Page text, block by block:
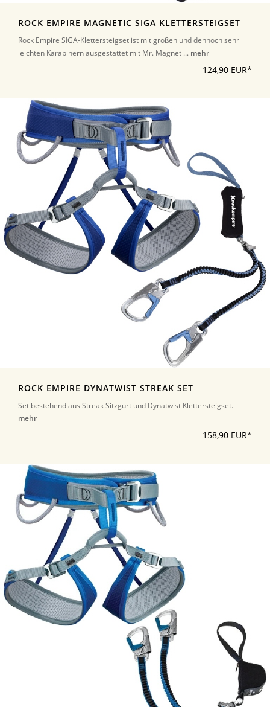
ROCK EMPIRE MAGNETIC SIGA KLETTERSTEIGSET
Rock Empire SIGA-Klettersteigset ist mit großen und dennoch sehr
leichten Karabinern ausgestattet mit Mr. Magnet ... mehr
124,90 EUR*
ROCK EMPIRE DYNATWIST STREAK SET
Set bestehend aus Streak Sitzgurt und Dynatwist Klettersteigset.
mehr
158,90 EUR*